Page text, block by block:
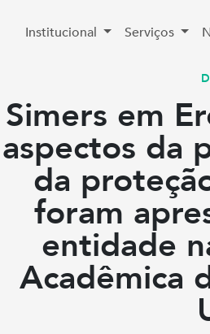
Institucional Serviços
Simers em
aspectos da
da
foram
entidade
Acadêmica